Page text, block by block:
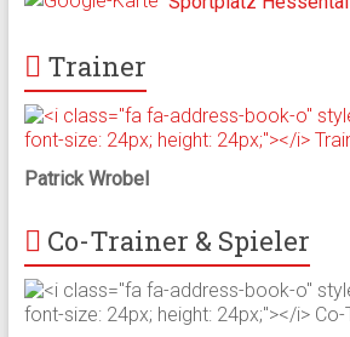
Trainer
Patrick Wrobel
Co-Trainer & Spieler